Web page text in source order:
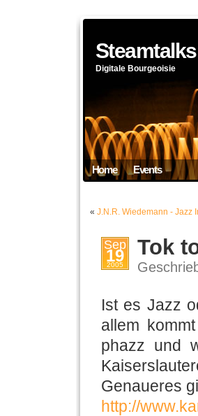
Steamtalks
Digitale Bourgeoisie
Home Events
« J.N.R. Wiedemann - Jazz
Sep
19
2005
Tok
Ist es Jazz
allem
phazz und
Genaueres
http://